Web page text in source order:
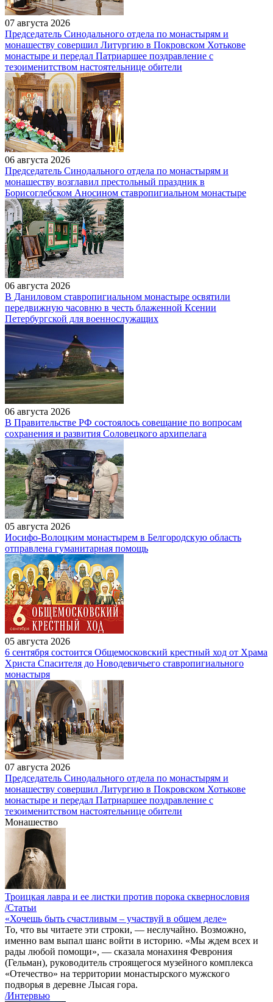
07 августа 2026
Председатель Синодального отдела по монастырям и
монашеству совершил Литургию в Покровском Хотькове
монастыре и передал Патриаршее поздравление с
тезоименитством настоятельнице обители
06 августа 2026
Председатель Синодального отдела по монастырям и
монашеству возглавил престольный праздник в
Борисоглебском Аносином ставропигиальном монастыре
06 августа 2026
В Даниловом ставропигиальном монастыре освятили
передвижную часовню в честь блаженной Ксении
Петербургской для военнослужащих
06 августа 2026
В Правительстве РФ состоялось совещание по вопросам
сохранения и развития Соловецкого архипелага
05 августа 2026
Иосифо-Волоцким монастырем в Белгородскую область
отправлена гуманитарная помощь
05 августа 2026
6 сентября состоится Общемосковский крестный ход от Храма
Христа Спасителя до Новодевичьего ставропигиального
монастыря
07 августа 2026
Председатель Синодального отдела по монастырям и
монашеству совершил Литургию в Покровском Хотькове
монастыре и передал Патриаршее поздравление с
тезоименитством настоятельнице обители
Монашество
Троицкая лавра и ее листки против порока сквернословия
/Статьи
«Хочешь быть счастливым – участвуй в общем деле»
То, что вы читаете эти строки, — неслучайно. Возможно,
именно вам выпал шанс войти в историю. «Мы ждем всех и
рады любой помощи», — сказала монахиня Феврония
(Гельман), руководитель строящегося музейного комплекса
«Отечество» на территории монастырского мужского
подворья в деревне Лысая гора.
/Интервью